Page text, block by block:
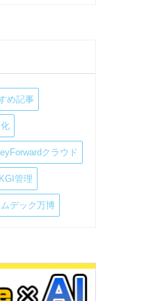
め記事
クラウド
管理
デック万博